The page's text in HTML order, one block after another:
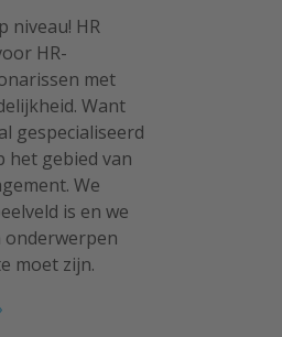
niveau! HR
HR-
met
Want
gespecialiseerd
het gebied van
We
is en we
onderwerpen
moet zijn.